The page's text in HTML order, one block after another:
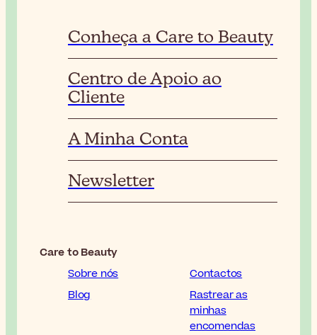
Conheça a Care to Beauty
Centro de Apoio ao
Cliente
A Minha Conta
Newsletter
Care to Beauty
Sobre nós
Contactos
Blog
Rastrear as
minhas
encomendas